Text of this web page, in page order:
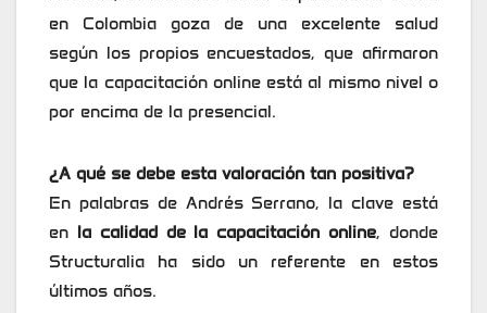
en Colombia goza de una excelente salud
según los propios encuestados, que afirmaron
que la capacitación online está al mismo nivel o
por encima de la presencial.
¿A qué se debe esta valoración tan positiva?
En palabras de Andrés Serrano, la clave está
en la calidad de la capacitación online, donde
Structuralia ha sido un referente en estos
últimos años.